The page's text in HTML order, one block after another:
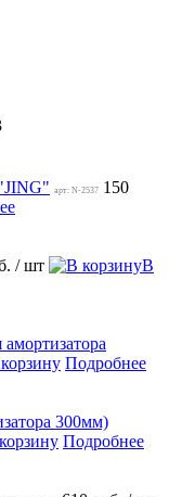
арт: N-2537 150
/ шт
В
Подробнее
300мм)
Подробнее